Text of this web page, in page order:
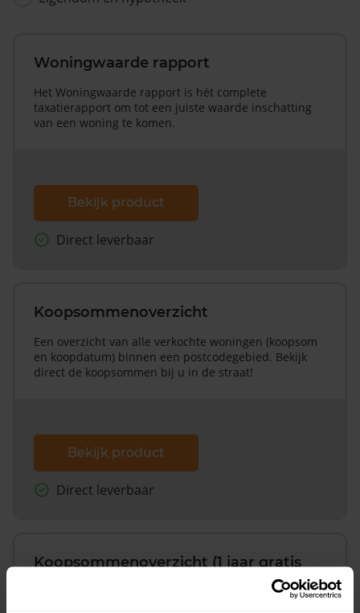
Woningwaarde rapport
Het Woningwaarde rapport is hét complete
taxatierapport om tot een juiste waarde inschatting
van een woning te komen.
Bekijk product
Direct leverbaar
Koopsommenoverzicht
Een overzicht van alle verkochte woningen (koopsom
en koopdatum) binnen een postcodegebied. Bekijk
direct de koopsommen bij u in de straat!
Bekijk product
Direct leverbaar
Koopsommenoverzicht (1 jaar gratis